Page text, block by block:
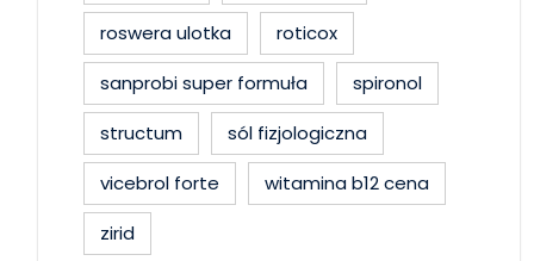
roswera ulotka
roticox
sanprobi super formuła
spironol
structum
sól fizjologiczna
vicebrol forte
witamina b12 cena
zirid